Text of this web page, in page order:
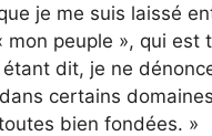
je me suis laissé
mon peuple », qui
dit, je ne
certains
bien fondées. »